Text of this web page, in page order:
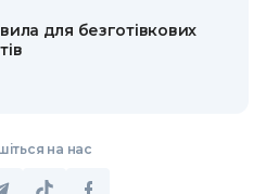
для безготівкових
на нас